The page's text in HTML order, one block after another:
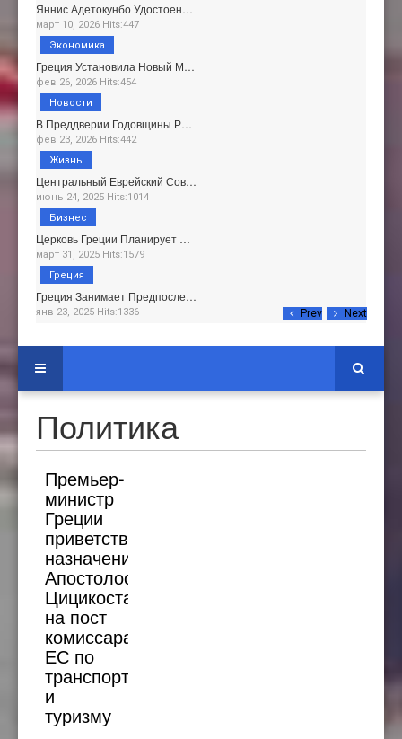
Prev Next
Яннис Адетокунбо Удостоен…
март 10, 2026 Hits:447
Греция Установила Новый М…
фев 26, 2026 Hits:454
Экономика
В Преддверии Годовщины Р…
фев 23, 2026 Hits:442
Новости
Центральный Еврейский Сов…
июнь 24, 2025 Hits:1014
Жизнь
Церковь Греции Планирует …
март 31, 2025 Hits:1579
Бизнес
Греция Занимает Предпосле…
янв 23, 2025 Hits:1336
Греция
Политика
Премьер-
министр
Греции
приветствовал
назначение
Апостолоса
Цицикостаса
на пост
комиссара
ЕС по
транспорту
и
туризму